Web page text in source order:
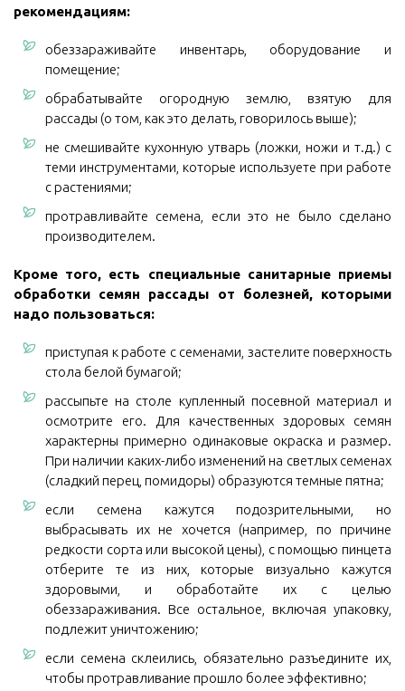
рекомендациям:
обеззараживайте инвентарь, оборудование и
помещение;
обрабатывайте огородную землю, взятую для
рассады (о том, как это делать, говорилось выше);
не смешивайте кухонную утварь (ложки, ножи и т.д.) с
теми инструментами, которые используете при работе
с растениями;
протравливайте семена, если это не было сделано
производителем.
Кроме того, есть специальные санитарные приемы
обработки семян рассады от болезней, которыми
надо пользоваться:
приступая к работе с семенами, застелите поверхность
стола белой бумагой;
рассыпьте на столе купленный посевной материал и
осмотрите его. Для качественных здоровых семян
характерны примерно одинаковые окраска и размер.
При наличии каких-либо изменений на светлых семенах
(сладкий перец, помидоры) образуются темные пятна;
если семена кажутся подозрительными, но
выбрасывать их не хочется (например, по причине
редкости сорта или высокой цены), с помощью пинцета
отберите те из них, которые визуально кажутся
здоровыми, и обработайте их с целью
обеззараживания. Все остальное, включая упаковку,
подлежит уничтожению;
если семена склеились, обязательно разъедините их,
чтобы протравливание прошло более эффективно;